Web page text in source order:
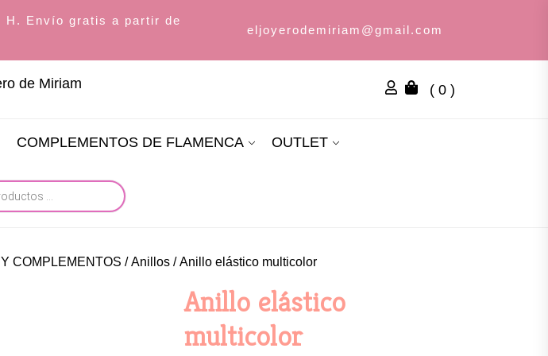
H. Envío gratis a partir de
eljoyerodemiriam@gmail.com
( 0 )
COMPLEMENTOS DE FLAMENCA OUTLET
COMPLEMENTOS /Anillos / Anillo elástico multicolor
Anillo elástico
multicolor